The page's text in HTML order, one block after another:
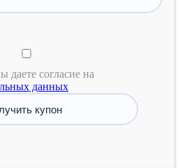
даете согласие на
данных